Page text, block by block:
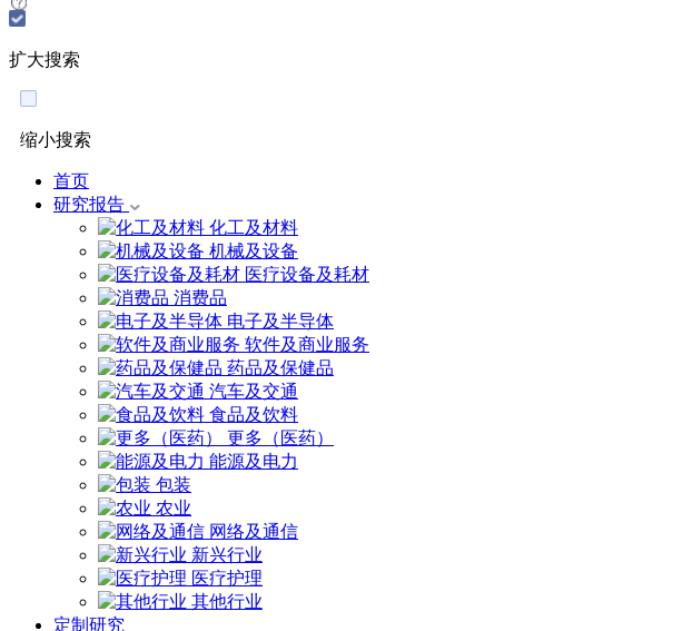
扩大搜索
缩小搜索
首页
研究报告
化工及材料
机械及设备
医疗设备及耗材
消费品
电子及半导体
软件及商业服务
药品及保健品
汽车及交通
食品及饮料
更多（医药）
能源及电力
包装
农业
网络及通信
新兴行业
医疗护理
其他行业
定制研究